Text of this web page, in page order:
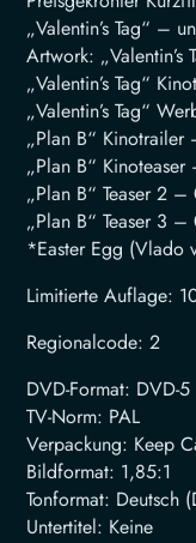
„Valentin’s Tag“ –
Artwork: „Valentin’s
„Valentin’s Tag“
„Valentin’s Tag“
„Plan B“
„Plan B“
„Plan B“ Teaser 2
„Plan B“ Teaser 3
*Easter Egg
Limitierte Auflage:
Regionalcode: 2
DVD-Format: DVD-
TV-Norm: PAL
Verpackung: Keep
Bildformat: 1,85:1
Tonformat: Deutsch
Untertitel: Keine